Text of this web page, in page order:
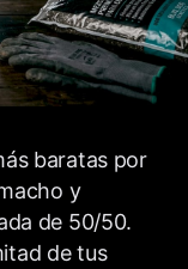
baratas por
y
de 50/50.
de tus